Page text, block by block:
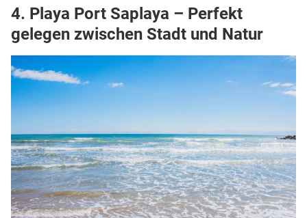
4. Playa Port Saplaya – Perfekt
gelegen zwischen Stadt und Natur